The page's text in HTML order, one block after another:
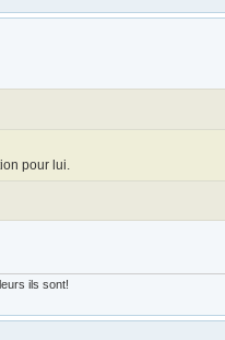
pour lui.
ils sont!